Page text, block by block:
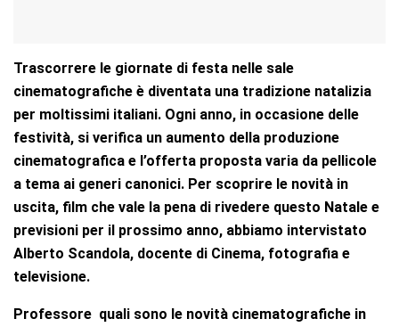
Trascorrere le giornate di festa nelle sale
cinematografiche è diventata una tradizione natalizia
per moltissimi italiani. Ogni anno, in occasione delle
festività, si verifica un aumento della produzione
cinematografica e l’offerta proposta varia da pellicole
a tema ai generi canonici. Per scoprire le novità in
uscita, film che vale la pena di rivedere questo Natale e
previsioni per il prossimo anno, abbiamo intervistato
Alberto Scandola, docente di Cinema, fotografia e
televisione.
Professore quali sono le novità cinematografiche in